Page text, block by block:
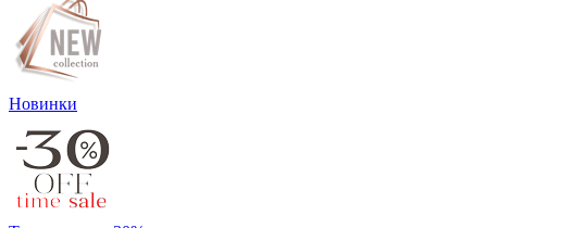
Новинки